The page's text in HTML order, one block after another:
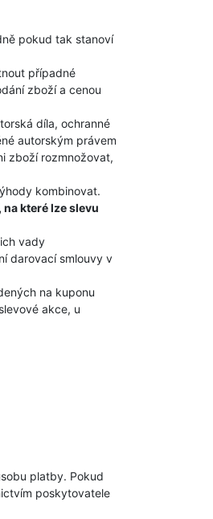
pokud tak stanoví
případné
zboží a cenou
díla, ochranné
autorským právem
zboží rozmnožovat,
kombinovat.
které lze slevu
vady
darovací smlouvy v
na kuponu
akce, u
platby. Pokud
poskytovatele